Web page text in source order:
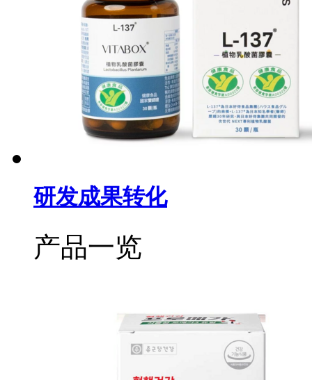
研发成果转化
产品一览